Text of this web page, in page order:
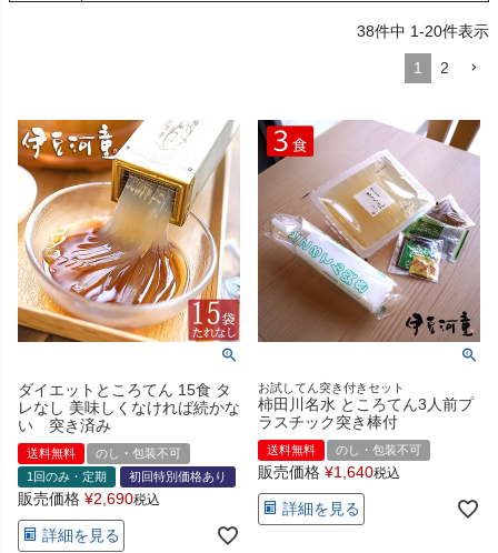
38件中 1-20件表示
1 2
ダイエットところてん 15食 タ
レなし 美味しくなければ続かな
い 突き済み
送料無料
のし・包装不可
1回のみ・定期
初回特別価格あり
販売価格 ¥2,690税込
詳細を見る
お試してん突き付きセット
柿田川名水 ところてん3人前プ
ラスチック突き棒付
送料無料 のし・包装不可
販売価格 ¥1,640税込
詳細を見る